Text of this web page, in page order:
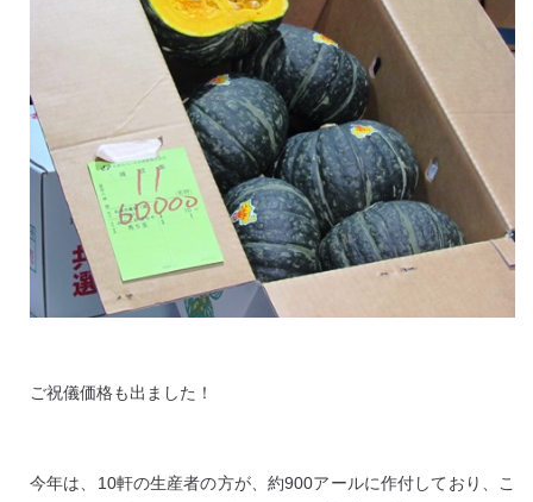
ご祝儀価格も出ました！
今年は、10軒の生産者の方が、約900アールに作付しており、こ